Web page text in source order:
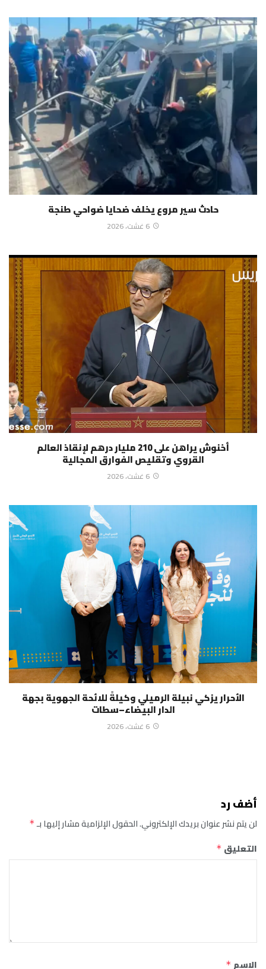
حادث سير مروع يخلف ضحايا ضواحي طنجة
6 غشت، 2026
أخنوش يراهن على 210 مليار درهم لإنقاذ العالم
القروي وتقليص الفوارق المجالية
6 غشت، 2026
الأحرار يزكي نبيلة الرميلي وكيلةً للائحة الجهوية بجهة
الدار البيضاء–سطات
6 غشت، 2026
أضف رد
لن يتم نشر عنوان بريدك الإلكتروني.الحقول الإلزامية مشار إليها بـ*
التعليق *
الاسم *